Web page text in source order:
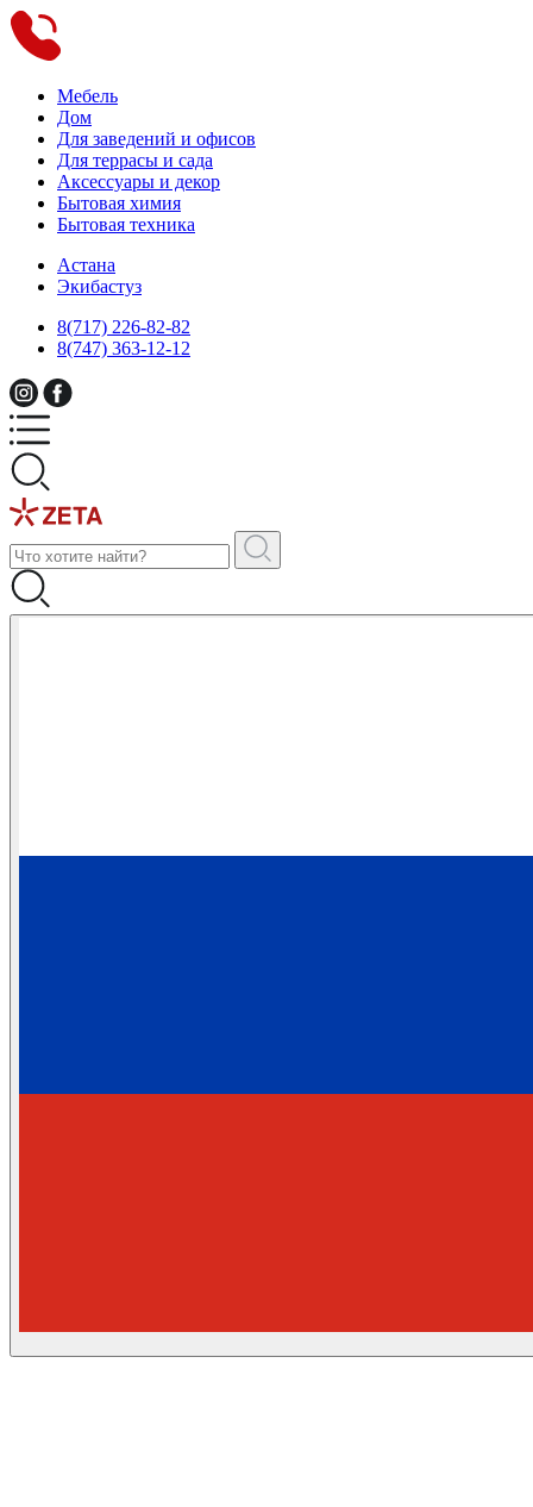
Мебель
Дом
Для заведений и офисов
Для террасы и сада
Аксессуары и декор
Бытовая химия
Бытовая техника
Астана
Экибастуз
8(717) 226-82-82
8(747) 363-12-12